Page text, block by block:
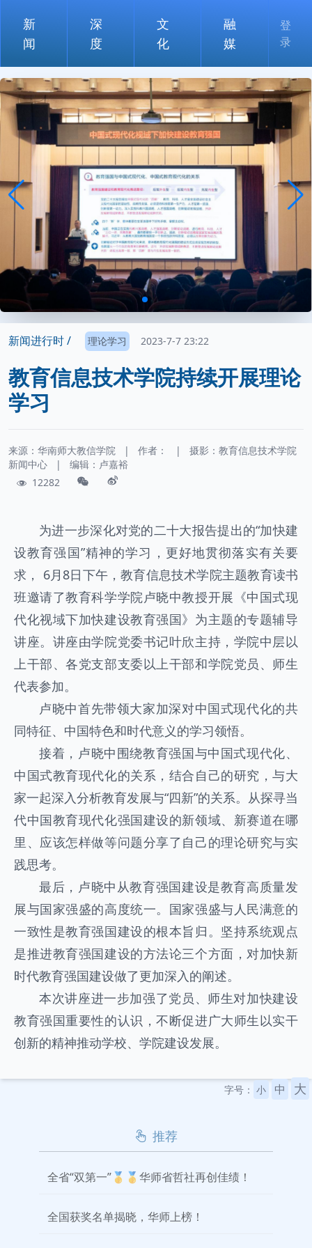
新
闻
深
度
文
化
融
媒
登
录
新闻进行时 / 理论学习 2023-7-7 23:22
教育信息技术学院持续开展理论
学习
来源：华南师大教信学院 | 作者： | 摄影： 教育信息技术学院
新闻中心
|
编辑：卢嘉裕
12282
为进一步深化对党的二十大报告提出的“加快建
设教育强国”精神的学习，更好地贯彻落实有关要
求， 6月8日下午，教育信息技术学院主题教育读书
班邀请了教育科学学院卢晓中教授开展《中国式现
代化视域下加快建设教育强国》为主题的专题辅导
讲座。讲座由学院党委书记叶欣主持，学院中层以
上干部、各党支部支委以上干部和学院党员、师生
代表参加。
卢晓中首先带领大家加深对中国式现代化的共
同特征、中国特色和时代意义的学习领悟。
接着，卢晓中围绕教育强国与中国式现代化、
中国式教育现代化的关系，结合自己的研究，与大
家一起深入分析教育发展与“四新”的关系。从探寻当
代中国教育现代化强国建设的新领域、新赛道在哪
里、应该怎样做等问题分享了自己的理论研究与实
践思考。
最后，卢晓中从教育强国建设是教育高质量发
展与国家强盛的高度统一。国家强盛与人民满意的
一致性是教育强国建设的根本旨归。坚持系统观点
是推进教育强国建设的方法论三个方面，对加快新
时代教育强国建设做了更加深入的阐述。
本次讲座进一步加强了党员、师生对加快建设
教育强国重要性的认识，不断促进广大师生以实干
创新的精神推动学校、学院建设发展。
字号： 小 中 大
推荐
全省“双第一”🥇🥇华师省哲社再创佳绩！
全国获奖名单揭晓，华师上榜！